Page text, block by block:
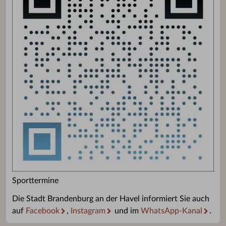
Sporttermine
Die Stadt Brandenburg an der Havel informiert Sie auch
auf Facebook , Instagram und im WhatsApp-Kanal .